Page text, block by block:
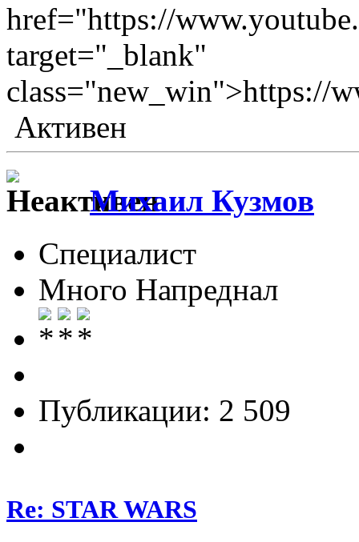
href="https://
target="_blank"
class="new_win">https://
Активен
Михаил Кузмов
Специалист
Много Напреднал
Публикации: 2 509
Re: STAR WARS